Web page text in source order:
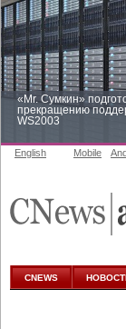
«Mr. Сумкин»
прекращению
WS2003
аналитике
English Mobile
CNEWS